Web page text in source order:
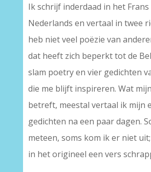
Ik schrijf inderdaad in het Frans
Nederlands en vertaal in twee
heb niet veel poëzie van
dat heeft zich beperkt tot de
slam poetry en vier gedichten
die me blijft inspireren. Wat
betreft, meestal vertaal ik mijn
gedichten na een paar dagen.
meteen, soms kom ik er niet
in het origineel een vers